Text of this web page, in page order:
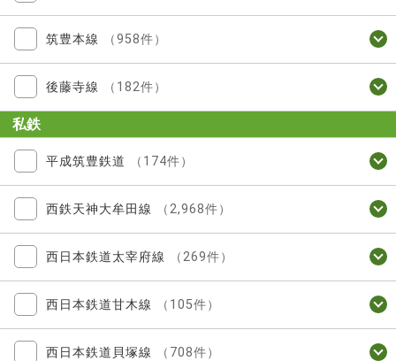
筑豊本線 （958件）
後藤寺線 （182件）
私鉄
平成筑豊鉄道 （174件）
西鉄天神大牟田線 （2,968件）
西日本鉄道太宰府線 （269件）
西日本鉄道甘木線 （105件）
西日本鉄道貝塚線 （708件）